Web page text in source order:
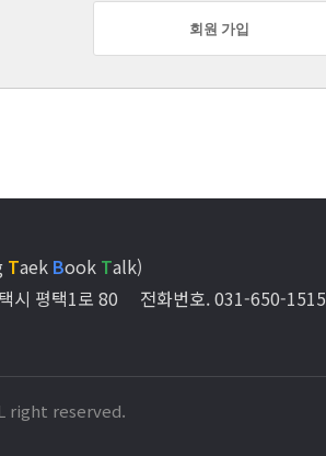
회원 가입
Taek Book Talk)
시 평택1로 80
전화번호. 031-650-1515
right reserved.